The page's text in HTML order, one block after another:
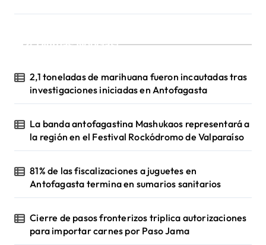
¡Ultimas Noticias!
2,1 toneladas de marihuana fueron incautadas tras
investigaciones iniciadas en Antofagasta
La banda antofagastina Mashukaos representará a
la región en el Festival Rockódromo de Valparaíso
81% de las fiscalizaciones a juguetes en
Antofagasta termina en sumarios sanitarios
Cierre de pasos fronterizos triplica autorizaciones
para importar carnes por Paso Jama